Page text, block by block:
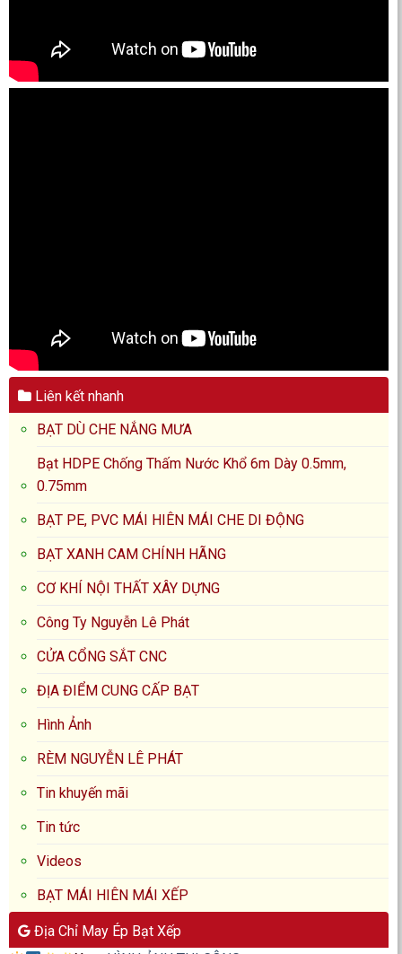
Liên kết nhanh
BẠT DÙ CHE NẮNG MƯA
Bạt HDPE Chống Thấm Nước Khổ 6m Dày 0.5mm,
0.75mm
BẠT PE, PVC MÁI HIÊN MÁI CHE DI ĐỘNG
BẠT XANH CAM CHÍNH HÃNG
CƠ KHÍ NỘI THẤT XÂY DỰNG
Công Ty Nguyễn Lê Phát
CỬA CỔNG SẮT CNC
ĐỊA ĐIỂM CUNG CẤP BẠT
Hình Ảnh
RÈM NGUYỄN LÊ PHÁT
Tin khuyến mãi
Tin tức
Videos
BẠT MÁI HIÊN MÁI XẾP
Địa Chỉ May Ép Bạt Xếp